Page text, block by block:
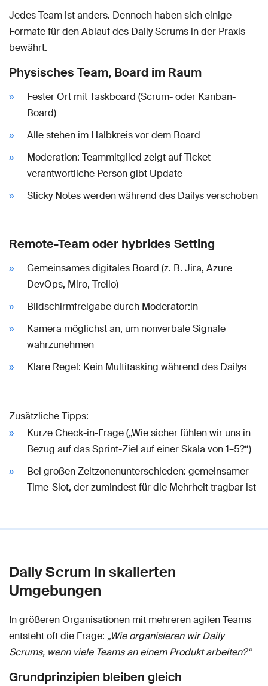
Jedes Team ist anders. Dennoch haben sich einige
Formate für den Ablauf des Daily Scrums in der Praxis
bewährt.
Physisches Team, Board im Raum
Fester Ort mit Taskboard (Scrum- oder Kanban-
Board)
Alle stehen im Halbkreis vor dem Board
Moderation: Teammitglied zeigt auf Ticket –
verantwortliche Person gibt Update
Sticky Notes werden während des Dailys verschoben
Remote-Team oder hybrides Setting
Gemeinsames digitales Board (z. B. Jira, Azure
DevOps, Miro, Trello)
Bildschirmfreigabe durch Moderator:in
Kamera möglichst an, um nonverbale Signale
wahrzunehmen
Klare Regel: Kein Multitasking während des Dailys
Zusätzliche Tipps:
Kurze Check-in-Frage („Wie sicher fühlen wir uns in
Bezug auf das Sprint-Ziel auf einer Skala von 1–5?“)
Bei großen Zeitzonenunterschieden: gemeinsamer
Time-Slot, der zumindest für die Mehrheit tragbar ist
Daily Scrum in skalierten
Umgebungen
In größeren Organisationen mit mehreren agilen Teams
entsteht oft die Frage: „Wie organisieren wir Daily
Scrums, wenn viele Teams an einem Produkt arbeiten?“
Grundprinzipien bleiben gleich